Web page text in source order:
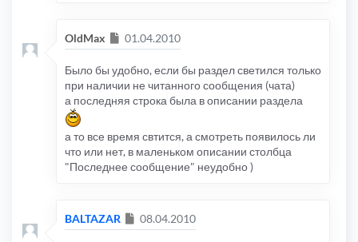
OldMax Сообщение
01.04.2010
Было бы удобно, если бы раздел светился только
при наличии не читанного сообщения (чата)
а последняя строка была в описании раздела
а то все время свтится, а смотреть появилось ли
что или нет, в маленьком описании столбца
"Последнее сообщение" неудобно )
BALTAZAR Сообщение
08.04.2010